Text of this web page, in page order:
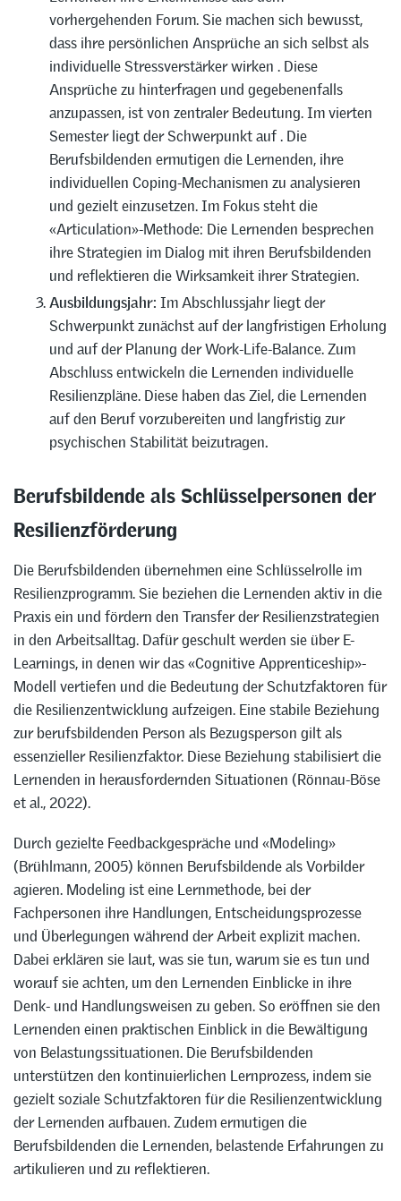
vorhergehenden Forum. Sie machen sich bewusst,
dass ihre persönlichen Ansprüche an sich selbst als
individuelle Stressverstärker wirken . Diese
Ansprüche zu hinterfragen und gegebenenfalls
anzupassen, ist von zentraler Bedeutung. Im vierten
Semester liegt der Schwerpunkt auf . Die
Berufsbildenden ermutigen die Lernenden, ihre
individuellen Coping-Mechanismen zu analysieren
und gezielt einzusetzen. Im Fokus steht die
«Articulation»-Methode: Die Lernenden besprechen
ihre Strategien im Dialog mit ihren Berufsbildenden
und reflektieren die Wirksamkeit ihrer Strategien.
Ausbildungsjahr: Im Abschlussjahr liegt der
Schwerpunkt zunächst auf der langfristigen Erholung
und auf der Planung der Work-Life-Balance. Zum
Abschluss entwickeln die Lernenden individuelle
Resilienzpläne. Diese haben das Ziel, die Lernenden
auf den Beruf vorzubereiten und langfristig zur
psychischen Stabilität beizutragen.
Berufsbildende als Schlüsselpersonen der
Resilienzförderung
Die Berufsbildenden übernehmen eine Schlüsselrolle im
Resilienzprogramm. Sie beziehen die Lernenden aktiv in die
Praxis ein und fördern den Transfer der Resilienzstrategien
in den Arbeitsalltag. Dafür geschult werden sie über E-
Learnings, in denen wir das «Cognitive Apprenticeship»-
Modell vertiefen und die Bedeutung der Schutzfaktoren für
die Resilienzentwicklung aufzeigen. Eine stabile Beziehung
zur berufsbildenden Person als Bezugsperson gilt als
essenzieller Resilienzfaktor. Diese Beziehung stabilisiert die
Lernenden in herausfordernden Situationen (Rönnau-Böse
et al., 2022).
Durch gezielte Feedbackgespräche und «Modeling»
(Brühlmann, 2005) können Berufsbildende als Vorbilder
agieren. Modeling ist eine Lernmethode, bei der
Fachpersonen ihre Handlungen, Entscheidungsprozesse
und Überlegungen während der Arbeit explizit machen.
Dabei erklären sie laut, was sie tun, warum sie es tun und
worauf sie achten, um den Lernenden Einblicke in ihre
Denk- und Handlungsweisen zu geben. So eröffnen sie den
Lernenden einen praktischen Einblick in die Bewältigung
von Belastungssituationen. Die Berufsbildenden
unterstützen den kontinuierlichen Lernprozess, indem sie
gezielt soziale Schutzfaktoren für die Resilienzentwicklung
der Lernenden aufbauen. Zudem ermutigen die
Berufsbildenden die Lernenden, belastende Erfahrungen zu
artikulieren und zu reflektieren.